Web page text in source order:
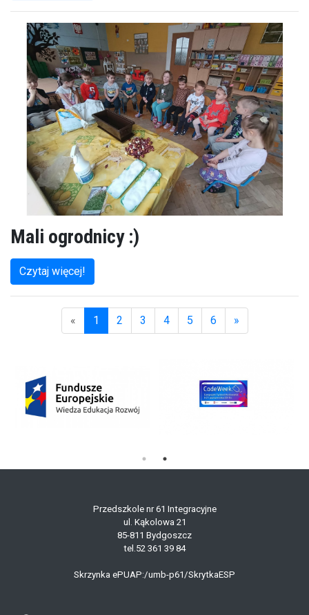
Mali ogrodnicy :)
Czytaj więcej!
«
1
2 3 4 5 6 »
Przedszkole nr 61 Integracyjne
ul. Kąkolowa 21
85-811 Bydgoszcz
tel.52 361 39 84
Skrzynka ePUAP:/umb-p61/SkrytkaESP